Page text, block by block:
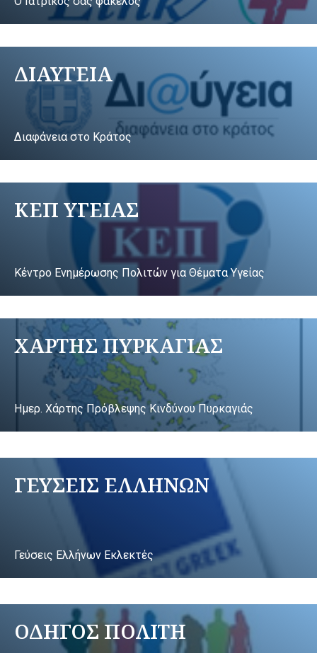
ΔΙΑΥΓΕΙΑ
Διαφάνεια στο Κράτος
ΚΕΠ ΥΓΕΙΑΣ
Κέντρο Ενημέρωσης Πολιτών για Θέματα Υγείας
ΧΑΡΤΗΣ ΠΥΡΚΑΓΙΑΣ
Ημερ. Χάρτης Πρόβλεψης Κινδύνου Πυρκαγιάς
ΓΕΥΣΕΙΣ ΕΛΛΗΝΩΝ
Γεύσεις Ελλήνων Εκλεκτές
ΟΔΗΓΟΣ ΠΟΛΙΤΗ